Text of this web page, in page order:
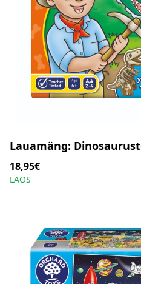
Lauamäng:
18,95€
LAOS